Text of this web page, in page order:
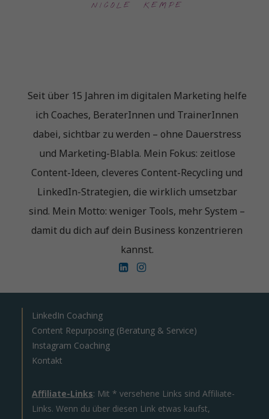
NICOLE  KEMPE
Seit über 15 Jahren im digitalen Marketing helfe
ich Coaches, BeraterInnen und TrainerInnen
dabei, sichtbar zu werden – ohne Dauerstress
und Marketing-Blabla. Mein Fokus: zeitlose
Content-Ideen, cleveres Content-Recycling und
LinkedIn-Strategien, die wirklich umsetzbar
sind. Mein Motto: weniger Tools, mehr System –
damit du dich auf dein Business konzentrieren
kannst.
LinkedIn Coaching
Content Repurposing (Beratung & Service)
Instagram Coaching
Kontakt
Affiliate-Links: Mit * versehene Links sind Affiliate-
Links. Wenn du über diesen Link etwas kaufst,